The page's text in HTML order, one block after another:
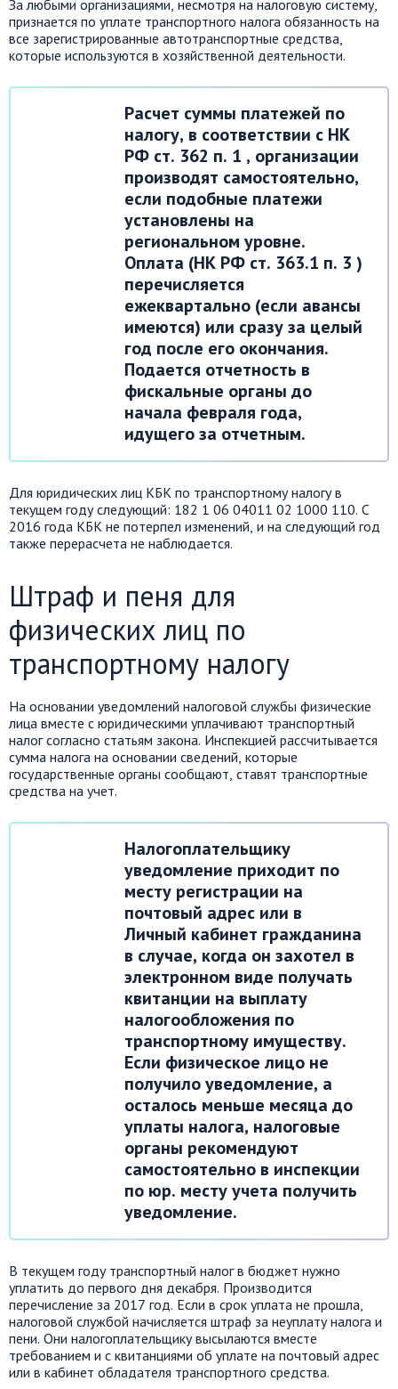
За любыми организациями, несмотря на налоговую систему,
признается по уплате транспортного налога обязанность на
все зарегистрированные автотранспортные средства,
которые используются в хозяйственной деятельности.
Расчет суммы платежей по
налогу, в соответствии с НК
РФ ст. 362 п. 1 , организации
производят самостоятельно,
если подобные платежи
установлены на
региональном уровне.
Оплата (НК РФ ст. 363.1 п. 3 )
перечисляется
ежеквартально (если авансы
имеются) или сразу за целый
год после его окончания.
Подается отчетность в
фискальные органы до
начала февраля года,
идущего за отчетным.
Для юридических лиц КБК по транспортному налогу в
текущем году следующий: 182 1 06 04011 02 1000 110. С
2016 года КБК не потерпел изменений, и на следующий год
также перерасчета не наблюдается.
Штраф и пеня для
физических лиц по
транспортному налогу
На основании уведомлений налоговой службы физические
лица вместе с юридическими уплачивают транспортный
налог согласно статьям закона. Инспекцией рассчитывается
сумма налога на основании сведений, которые
государственные органы сообщают, ставят транспортные
средства на учет.
Налогоплательщику
уведомление приходит по
месту регистрации на
почтовый адрес или в
Личный кабинет гражданина
в случае, когда он захотел в
электронном виде получать
квитанции на выплату
налогообложения по
транспортному имуществу.
Если физическое лицо не
получило уведомление, а
осталось меньше месяца до
уплаты налога, налоговые
органы рекомендуют
самостоятельно в инспекции
по юр. месту учета получить
уведомление.
В текущем году транспортный налог в бюджет нужно
уплатить до первого дня декабря. Производится
перечисление за 2017 год. Если в срок уплата не прошла,
налоговой службой начисляется штраф за неуплату налога и
пени. Они налогоплательщику высылаются вместе
требованием и с квитанциями об уплате на почтовый адрес
или в кабинет обладателя транспортного средства.